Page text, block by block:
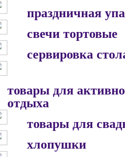
праздничная
свечи тортовые
сервировка
товары для
отдыха
товары для
хлопушки